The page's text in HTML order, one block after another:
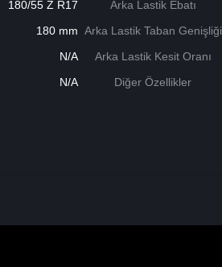
180/55 Z R17
Arka Lastik Ebatı
180 mm Arka Lastik Taban Genişliği
N/A
Arka Lastik Kesit Oranı
N/A
Diğer Özellikler